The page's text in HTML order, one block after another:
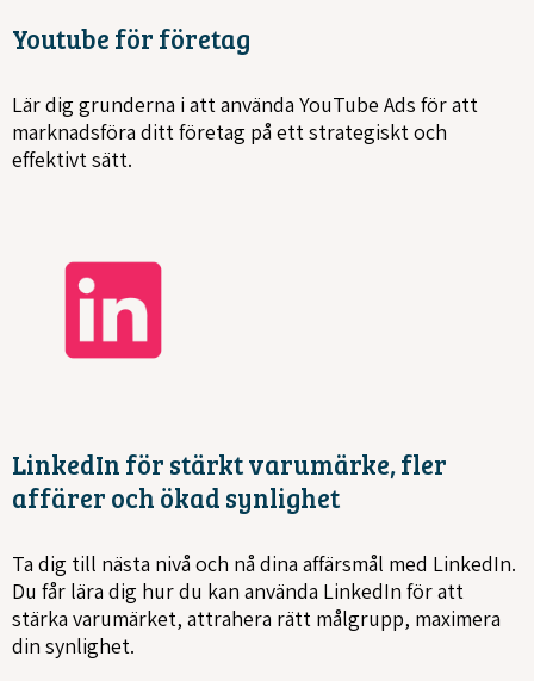
Youtube för företag
Lär dig grunderna i att använda YouTube Ads för att
marknadsföra ditt företag på ett strategiskt och
effektivt sätt.
LinkedIn för stärkt varumärke, fler
affärer och ökad synlighet
Ta dig till nästa nivå och nå dina affärsmål med LinkedIn.
Du får lära dig hur du kan använda LinkedIn för att
stärka varumärket, attrahera rätt målgrupp, maximera
din synlighet.